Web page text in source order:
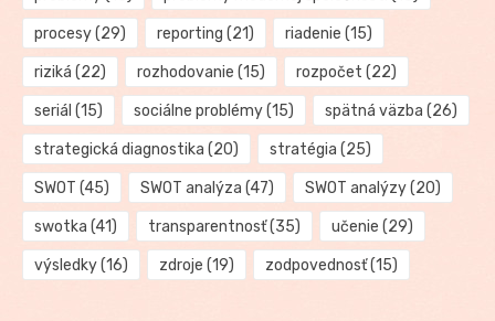
procesy(29) reporting (21) riadenie (15)
riziká (22) rozhodovanie (15) rozpočet (22)
seriál (15) sociálne problémy(15) spätná väzba (26)
strategická diagnostika (20) stratégia (25)
SWOT (45) SWOT analýza (47) SWOT analýzy(20)
swotka (41) transparentnosť(35) učenie (29)
výsledky(16) zdroje (19) zodpovednosť(15)